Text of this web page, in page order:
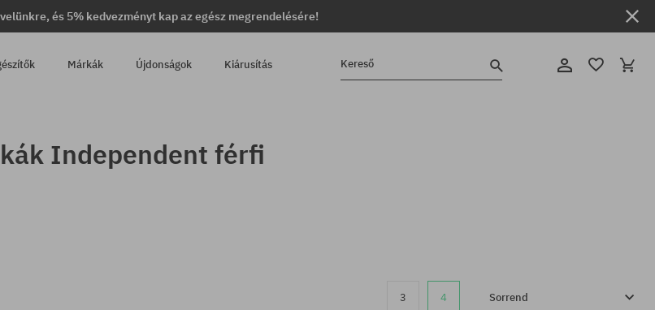
és 5% kedvezményt kap az egész megrendelésére!
Márkák Újdonságok Kiárusítás Kereső
Independent férfi
3 4 Sorrend